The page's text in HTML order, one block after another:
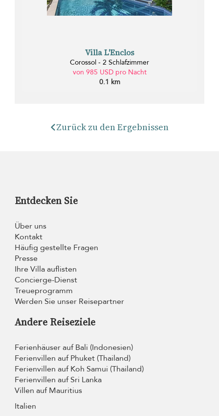
Villa L'Enclos
Corossol - 2 Schlafzimmer
von 985 USD pro Nacht
0.1 km
Zurück zu den Ergebnissen
Entdecken Sie
Über uns
Kontakt
Häufig gestellte Fragen
Presse
Ihre Villa auflisten
Concierge-Dienst
Treueprogramm
Werden Sie unser Reisepartner
Andere Reiseziele
Ferienhäuser auf Bali (Indonesien)
Ferienvillen auf Phuket (Thailand)
Ferienvillen auf Koh Samui (Thailand)
Ferienvillen auf Sri Lanka
Villen auf Mauritius
Italien